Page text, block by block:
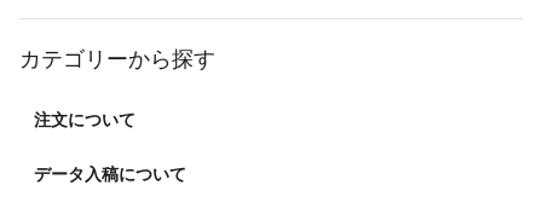
カテゴリーから探す
注文について
データ入稿について